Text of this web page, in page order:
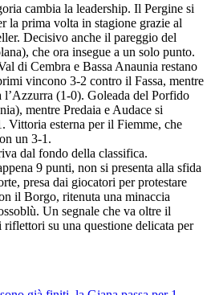
cambia la leadership. Il Pergine si
la prima volta in stagione grazie al
Decisivo anche il pareggio del
che ora insegue a un solo punto.
di Cembra e Bassa Anaunia restano
vincono 3-2 contro il Fassa, mentre
l’Azzurra (1-0). Goleada del Porfido
mentre Predaia e Audace si
Vittoria esterna per il Fiemme, che
un 3-1.
dal fondo della classifica.
9 punti, non si presenta alla sfida
presa dai giocatori per protestare
il Borgo, ritenuta una minaccia
Un segnale che va oltre il
su una questione delicata per